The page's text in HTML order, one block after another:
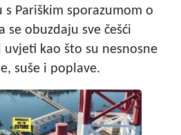
s Pariškim sporazumom o
se obuzdaju sve češći
kao što su nesnosne
suše i poplave.